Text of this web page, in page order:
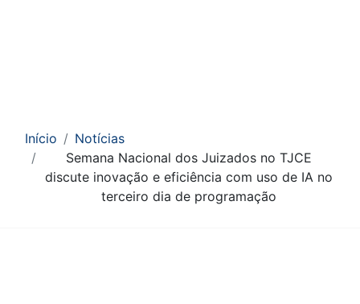
Início
Notícias
Semana Nacional dos Juizados no TJCE
discute inovação e eficiência com uso de IA no
terceiro dia de programação